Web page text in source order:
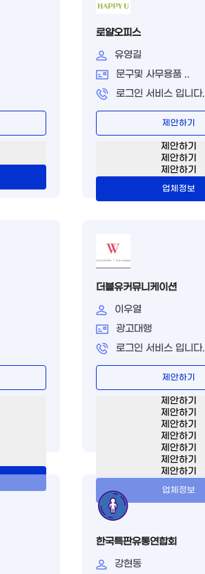
로얄오피스
유영길
문구및 사무용품 ..
로그인 서비스 입니다.
제안하기
제안하기
제안하기
제안하기
업체정보
더블유커뮤니케이션
이우열
광고대행
로그인 서비스 입니다.
제안하기
제안하기
제안하기
제안하기
제안하기
제안하기
제안하기
제안하기
업체정보
한국특판유통연합회
강현동